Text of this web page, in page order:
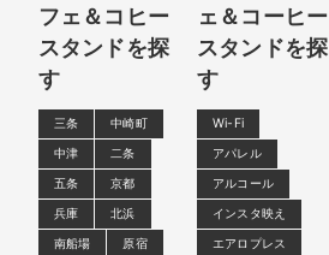
フェ＆コヒー
スタンドを探
す
三条
中崎町
中津
二条
五条
京都
兵庫
北浜
南船場
原宿
ェ＆コーヒー
スタンドを探
す
Wi-Fi
アパレル
アルコール
インスタ映え
エアロプレス